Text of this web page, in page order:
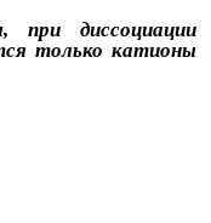
при диссоциации
только катионы